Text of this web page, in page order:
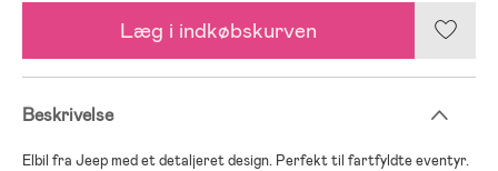
Læg i indkøbskurven
Beskrivelse
Elbil fra Jeep med et detaljeret design. Perfekt til fartfyldte eventyr.